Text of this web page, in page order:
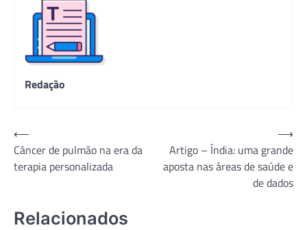
Redação
Navegação
de
Post
⟵
Câncer de pulmão na era da
terapia personalizada
Artigo – Índia: uma grande
aposta nas áreas de saúde e
de dados
⟶
Relacionados